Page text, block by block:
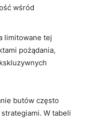
wśród
limitowane tej
pożądania,
butów często
W tabeli